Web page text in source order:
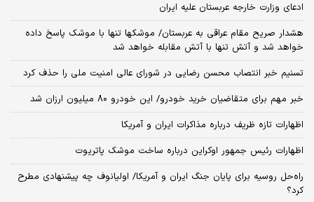
ادعای وزارت خارجه عربستان علیه ایران
هشدار صریح مقام عراقی به عربستان/ موشکها تنها با موشک پاسخ داده
خواهد شد و آتش تنها با آتش مقابله خواهد شد
تسنیم خبر انتصاب محسن رضایی در شورای عالی امنیت ملی را حذف کرد
خبر مهم برای متقاضیان خرید خودرو/ این خودرو ۸۰ میلیون ارزان شد
اظهارات تازه ظریف درباره مذاکرات ایران و آمریکا
اظهارات رئیس جمهور اوکراین درباره ساخت موشک پاتریوت
راه‌حل روسیه برای پایان جنگ ایران و آمریکا/ اولیانوف چه پیشنهادی مطرح
کرد؟